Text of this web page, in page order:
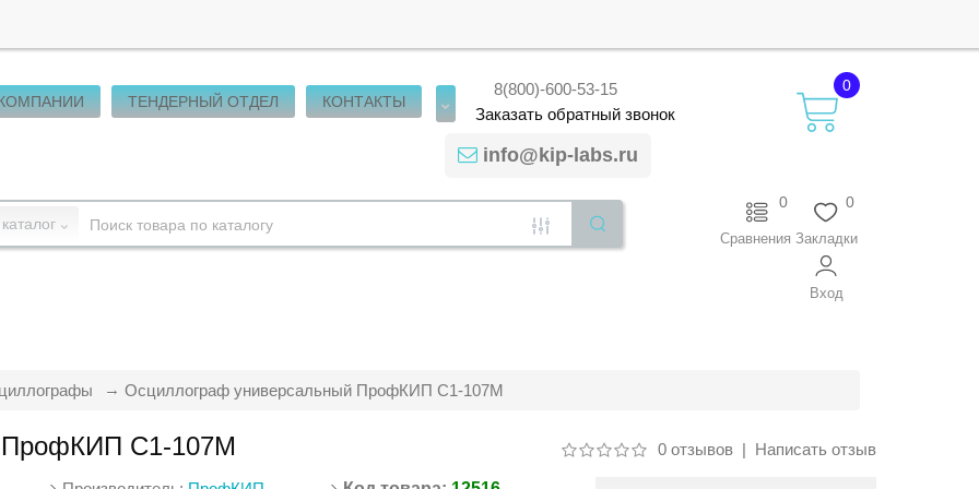
ТЕНДЕРНЫЙ ОТДЕЛ КОНТАКТЫ
8(800)-600-53-15
Заказатьобратныйзвонок
info@kip-labs.ru
0
0
Закладки
0
Сравнения
Вход
Осциллограф универсальный ПрофКИП С1-107М
ПрофКИП С1-107М 0 отзывов| Написать отзыв